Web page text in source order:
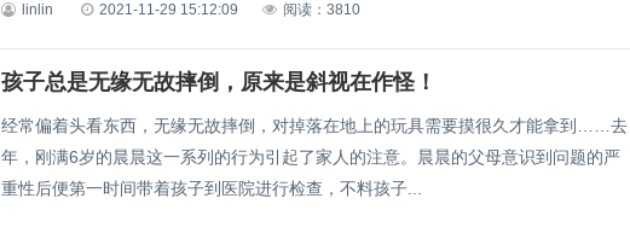
linlin 2021-11-29 15:12:09 阅读：3810
孩子总是无缘无故摔倒，原来是斜视在作怪！
经常偏着头看东西，无缘无故摔倒，对掉落在地上的玩具需要摸很久才能拿到……去
年，刚满6岁的晨晨这一系列的行为引起了家人的注意。晨晨的父母意识到问题的严
重性后便第一时间带着孩子到医院进行检查，不料孩子...